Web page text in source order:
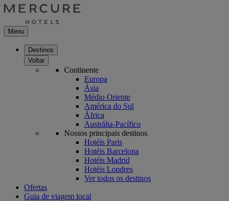
Menu
Destinos
Voltar
Continente
Europa
Ásia
Médio Oriente
América do Sul
África
Austrália-Pacífico
Nossos principais destinos
Hotéis Paris
Hotéis Barcelona
Hotéis Madrid
Hotéis Londres
Ver todos os destinos
Ofertas
Guia de viagem local